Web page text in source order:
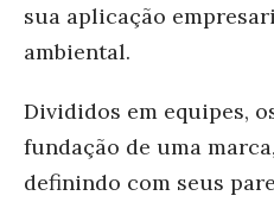
sua aplicação
ambiental.
Divididos em equipes,
fundação de uma
definindo com seus